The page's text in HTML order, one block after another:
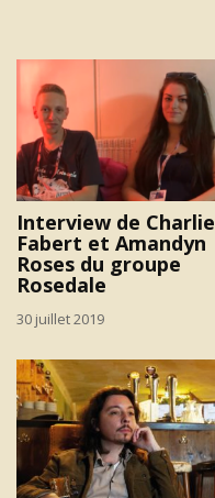
Interview de Charlie
Fabert et Amandyn
Roses du groupe
Rosedale
30 juillet 2019